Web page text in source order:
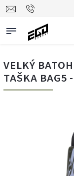
VELKÝ
TAŠKA BAG5